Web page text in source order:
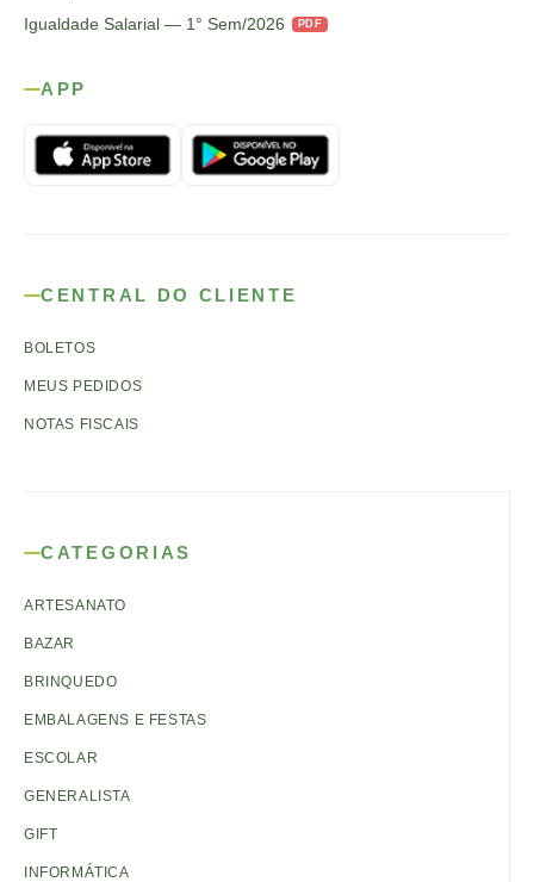
Igualdade Salarial — 1° Sem/2026
PDF
APP
CENTRAL DO CLIENTE
BOLETOS
MEUS PEDIDOS
NOTAS FISCAIS
CATEGORIAS
ARTESANATO
BAZAR
BRINQUEDO
EMBALAGENS E FESTAS
ESCOLAR
GENERALISTA
GIFT
INFORMÁTICA